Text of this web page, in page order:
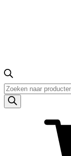
Producten
zoeken